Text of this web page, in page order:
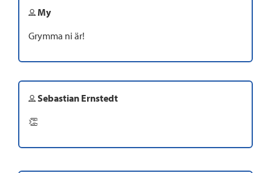
My
Grymma ni är!
Sebastian Ernstedt
👏